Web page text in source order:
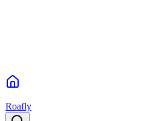
Roafly